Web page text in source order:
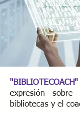
"BIBLIOTECOACH"
expresión
bibliotecas y el